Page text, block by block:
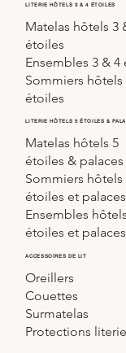
LITERIE HÔTELS 3 & 4 ÉTOILES
Matelas hôtels 3
étoiles
Sommiers hôtels
étoiles
Ensembles 3 & 4
LITERIE HÔTELS 5 ÉTOILES &
Matelas hôtels 5
étoiles & palaces
Sommiers hôtels
étoiles et palaces
Ensembles
étoiles et palaces
ACCESSOIRES DE LIT
Oreillers
Couettes
Surmatelas
Protections literie